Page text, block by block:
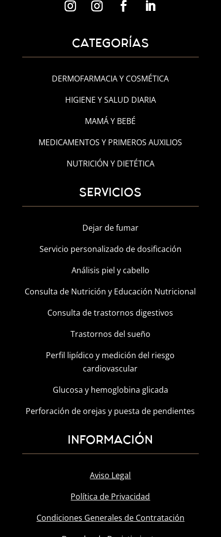
CATEGORÍAS
DERMOFARMACIA Y COSMÉTICA
HIGIENE Y SALUD DIARIA
MAMÁ Y BEBÉ
MEDICAMENTOS Y PRIMEROS AUXILIOS
NUTRICIÓN Y DIETÉTICA
SERVICIOS
Dejar de fumar
Servicio personalizado de dosificación
Análisis piel y cabello
Consulta de Nutrición y Educación Nutricional
Consulta de trastornos digestivos
Trastornos del sueño
Perfil lipídico y medición del riesgo
cardiovascular
Glucosa y hemoglobina glicada
Perforación de orejas y puesta de pendientes
INFORMACIÓN
Aviso Legal
Política de Privacidad
Condiciones Generales de Contratación